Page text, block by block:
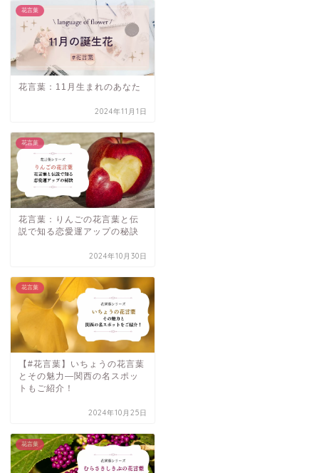
花言葉
花言葉：11月生まれのあなた
2024年11月1日
花言葉
花言葉：りんごの花言葉と伝
説で知る恋愛運アップの秘訣
2024年10月30日
花言葉
【#花言葉】いちょうの花言葉
とその魅力—関西の名スポッ
トもご紹介！
2024年10月25日
花言葉